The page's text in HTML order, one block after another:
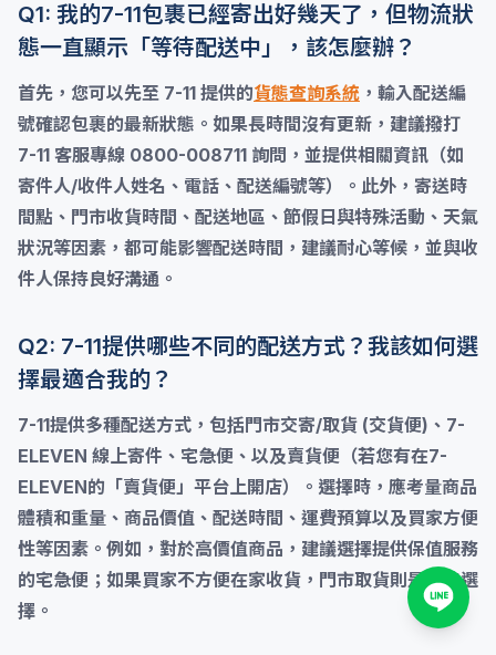
Q1: 我的7-11包裹已經寄出好幾天了，但物流狀
態一直顯示「等待配送中」，該怎麼辦？
首先，您可以先至 7-11 提供的貨態查詢系統 ，輸入配送編
號確認包裹的最新狀態。如果長時間沒有更新，建議撥打
7-11 客服專線 0800-008711 詢問，並提供相關資訊（如
寄件人/收件人姓名、電話、配送編號等）。此外，寄送時
間點、門市收貨時間、配送地區、節假日與特殊活動、天氣
狀況等因素，都可能影響配送時間，建議耐心等候，並與收
件人保持良好溝通。
Q2: 7-11提供哪些不同的配送方式？我該如何選
擇最適合我的？
7-11提供多種配送方式，包括 門市交寄/取貨 (交貨便) 、 7-
ELEVEN 線上寄件 、 宅急便 、以及賣貨便 （若您有在7-
ELEVEN的「賣貨便」平台上開店）。選擇時，應考量商品
體積和重量 、 商品價值 、 配送時間 、 運費預算以及買家方便
性等因素。例如，對於高價值商品，建議選擇提供保值服務
的宅急便；如果買家不方便在家收貨，門市取貨則是最佳選
擇。